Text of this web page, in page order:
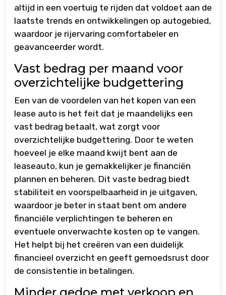
altijd in een voertuig te rijden dat voldoet aan de
laatste trends en ontwikkelingen op autogebied,
waardoor je rijervaring comfortabeler en
geavanceerder wordt.
Vast bedrag per maand voor
overzichtelijke budgettering
Een van de voordelen van het kopen van een
lease auto is het feit dat je maandelijks een
vast bedrag betaalt, wat zorgt voor
overzichtelijke budgettering. Door te weten
hoeveel je elke maand kwijt bent aan de
leaseauto, kun je gemakkelijker je financiën
plannen en beheren. Dit vaste bedrag biedt
stabiliteit en voorspelbaarheid in je uitgaven,
waardoor je beter in staat bent om andere
financiële verplichtingen te beheren en
eventuele onverwachte kosten op te vangen.
Het helpt bij het creëren van een duidelijk
financieel overzicht en geeft gemoedsrust door
de consistentie in betalingen.
Minder gedoe met verkoop en